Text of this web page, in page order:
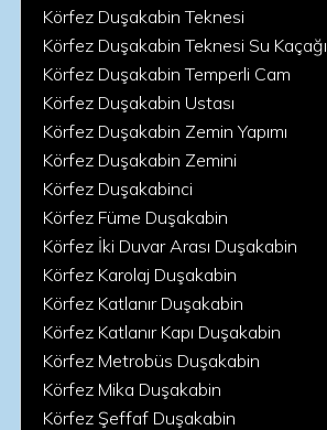
Körfez Duşakabin Teknesi
Körfez Duşakabin Teknesi Su Kaçağı
Körfez Duşakabin Temperli Cam
Körfez Duşakabin Ustası
Körfez Duşakabin Zemin Yapımı
Körfez Duşakabin Zemini
Körfez Duşakabinci
Körfez Füme Duşakabin
Körfez İki Duvar Arası Duşakabin
Körfez Karolaj Duşakabin
Körfez Katlanır Duşakabin
Körfez Katlanır Kapı Duşakabin
Körfez Metrobüs Duşakabin
Körfez Mika Duşakabin
Körfez Şeffaf Duşakabin